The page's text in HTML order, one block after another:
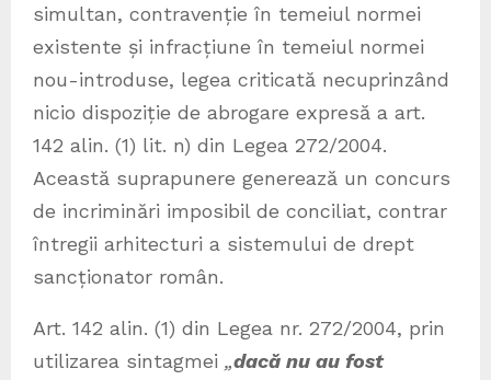
simultan, contravenție în temeiul normei
existente și infracțiune în temeiul normei
nou-introduse, legea criticată necuprinzând
nicio dispoziție de abrogare expresă a art.
142 alin. (1) lit. n) din Legea 272/2004.
Această suprapunere generează un concurs
de incriminări imposibil de conciliat, contrar
întregii arhitecturi a sistemului de drept
sancționator român.
Art. 142 alin. (1) din Legea nr. 272/2004, prin
utilizarea sintagmei „dacă nu au fost